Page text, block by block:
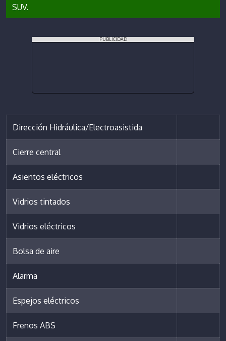
SUV.
PUBLICIDAD
Dirección Hidráulica/Electroasistida
Cierre central
Asientos eléctricos
Vidrios tintados
Vidrios eléctricos
Bolsa de aire
Alarma
Espejos eléctricos
Frenos ABS